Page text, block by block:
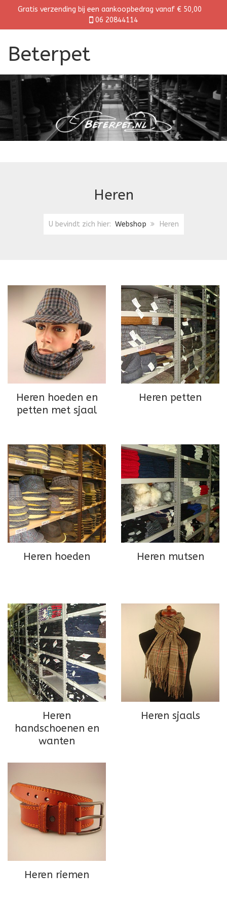
Gratis verzending bij een aankoopbedrag vanaf € 50,00
06 20844114
Beterpet
Heren
U bevindt zich hier: Webshop Heren
Heren hoeden en
petten met sjaal
Heren petten
Heren hoeden Heren mutsen
Heren
handschoenen en
wanten
Heren sjaals
Heren riemen